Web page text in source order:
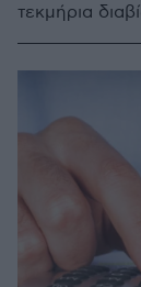
τεκμήρια